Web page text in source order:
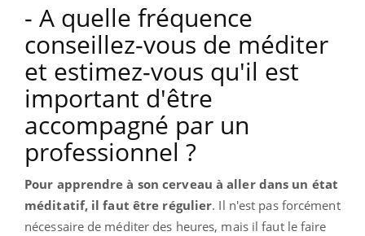
- A quelle fréquence
conseillez-vous de méditer
et estimez-vous qu'il est
important d'être
accompagné par un
professionnel ?
Pour apprendre à son cerveau à aller dans un état
méditatif, il faut être régulier. Il n'est pas forcément
nécessaire de méditer des heures, mais il faut le faire